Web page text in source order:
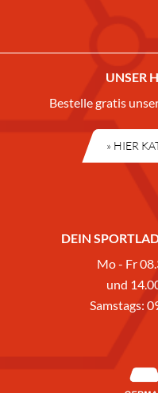
UNSER
Bestelle gratis
» HIER
DEIN
Mo - Fr
und
Samstags: